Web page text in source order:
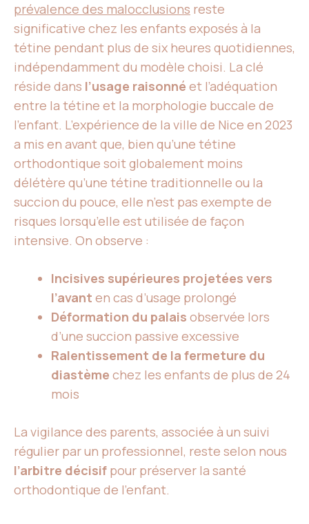
prévalence des malocclusions reste
significative chez les enfants exposés à la
tétine pendant plus de six heures quotidiennes,
indépendamment du modèle choisi. La clé
réside dans l’usage raisonné et l’adéquation
entre la tétine et la morphologie buccale de
l’enfant. L’expérience de la ville de Nice en 2023
a mis en avant que, bien qu’une tétine
orthodontique soit globalement moins
délétère qu’une tétine traditionnelle ou la
succion du pouce, elle n’est pas exempte de
risques lorsqu’elle est utilisée de façon
intensive. On observe :
Incisives supérieures projetées vers
l’avant en cas d’usage prolongé
Déformation du palais observée lors
d’une succion passive excessive
Ralentissement de la fermeture du
diastème chez les enfants de plus de 24
mois
La vigilance des parents, associée à un suivi
régulier par un professionnel, reste selon nous
l’arbitre décisif pour préserver la santé
orthodontique de l’enfant.